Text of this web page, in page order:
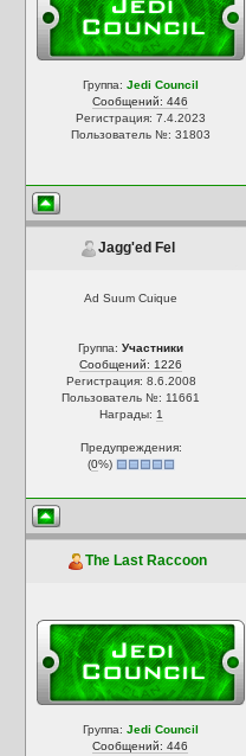
Группа: Jedi Council
Сообщений: 446
Регистрация: 7.4.2023
Пользователь №: 31803
Jagg'ed Fel
Ad Suum Cuique
Группа:Участники
Сообщений: 1226
Регистрация: 8.6.2008
Пользователь №: 11661
Награды: 1
Предупреждения:
(0%)
The Last Raccoon
Группа: Jedi Council
Сообщений: 446